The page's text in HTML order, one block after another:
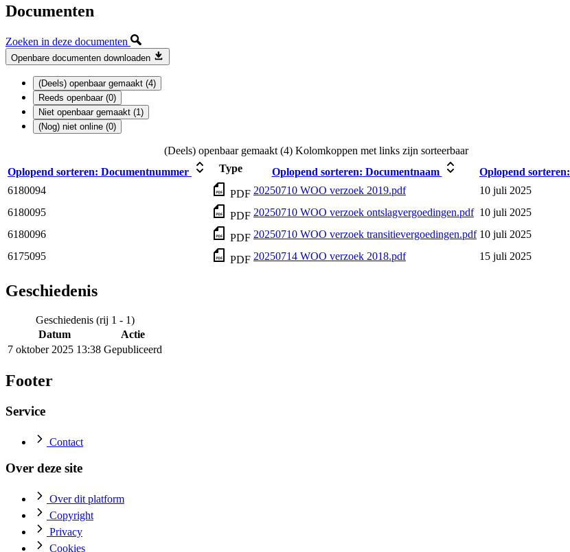
Documenten
Zoeken in deze documenten
Openbare documenten downloaden
(Deels) openbaar gemaakt (4)
Reeds openbaar (0)
Niet openbaar gemaakt (1)
(Nog) niet online (0)
(Deels) openbaar gemaakt (4) Kolomkoppen met links zijn sorteerbaar
Oplopend sorteren: Documentnummer Type Oplopend sorteren: Documentnaam Oplopend sorteren:
6180094
PDF 20250710 WOO verzoek 2019.pdf
10 juli 2025
6180095
PDF 20250710 WOO verzoek ontslagvergoedingen.pdf 10 juli 2025
6180096
PDF 20250710 WOO verzoek transitievergoedingen.pdf 10 juli 2025
6175095
PDF 20250714 WOO verzoek 2018.pdf 15 juli 2025
Geschiedenis
Geschiedenis (rij 1 - 1)
Datum
Actie
7 oktober 2025 13:38 Gepubliceerd
Footer
Service
Contact
Over deze site
Over dit platform
Copyright
Privacy
Cookies